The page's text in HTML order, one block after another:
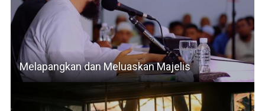
Melapangkan dan Meluaskan Majelis